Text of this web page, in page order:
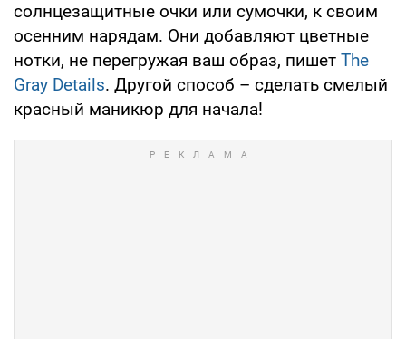
солнцезащитные очки или сумочки, к своим
осенним нарядам. Они добавляют цветные
нотки, не перегружая ваш образ, пишет The
Gray Details. Другой способ – сделать смелый
красный маникюр для начала!